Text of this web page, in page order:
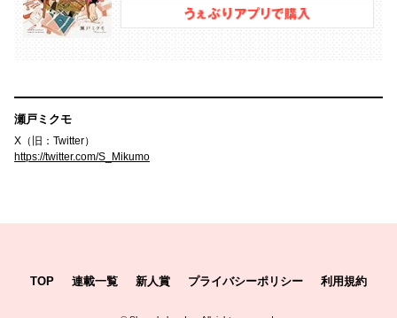
瀬戸ミクモ
X（旧：Twitter）
https://twitter.com/S_Mikumo
TOP 連載一覧 新人賞 プライバシーポリシー 利用規約